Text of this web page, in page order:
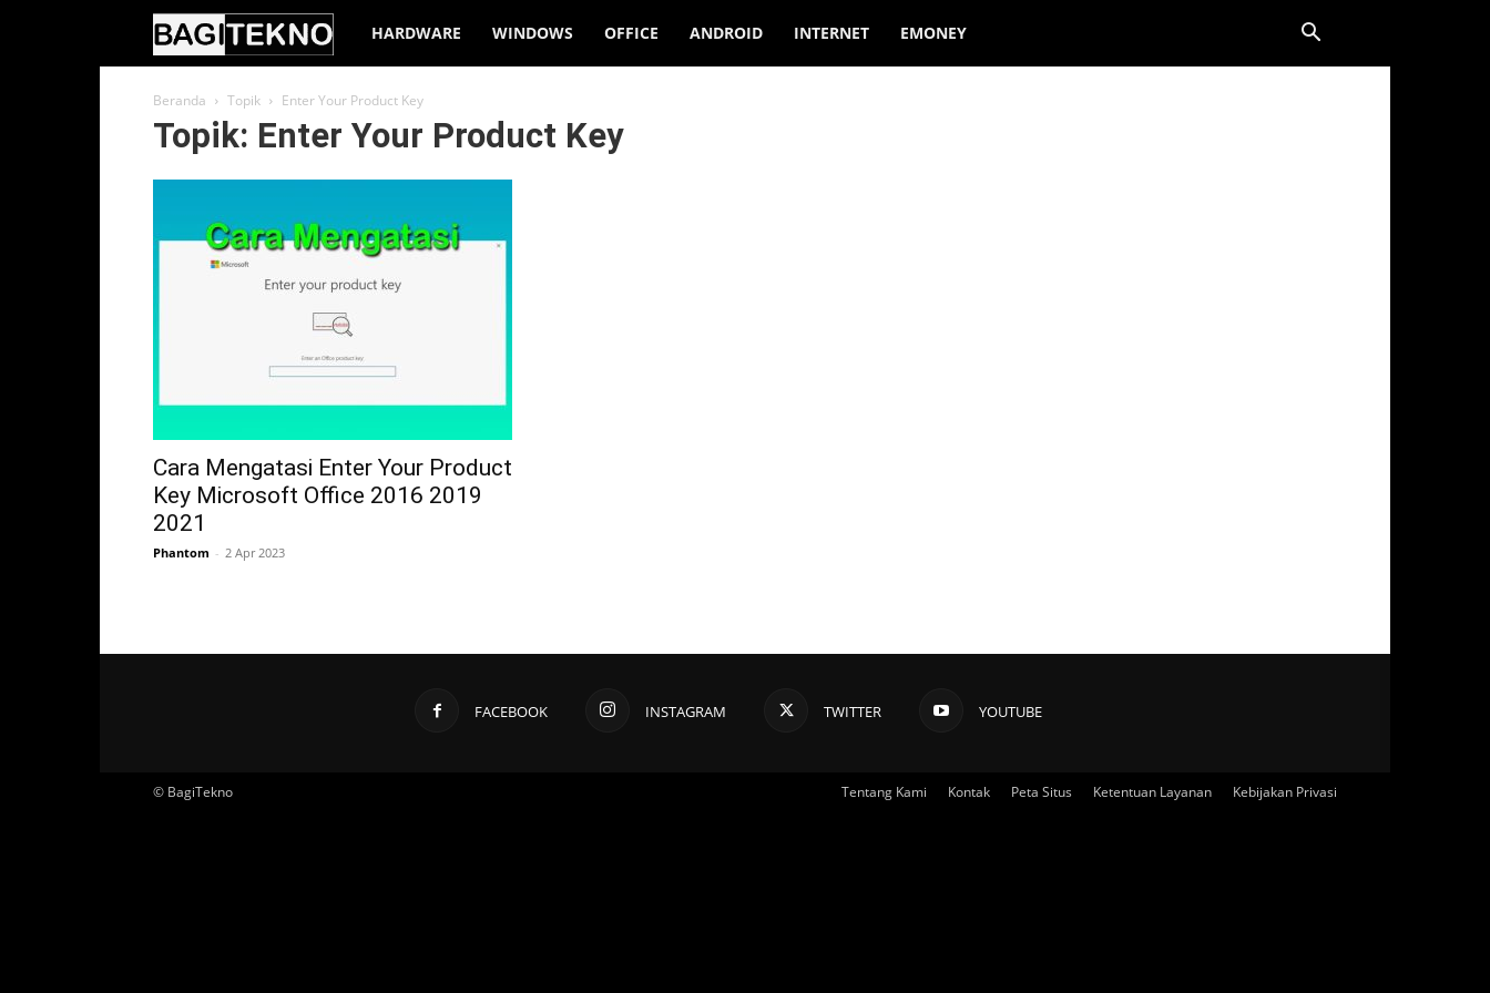
BagiTekno
HARDWARE WINDOWS OFFICE ANDROID INTERNET EMONEY
Beranda Topik Enter Your Product Key
Topik: Enter Your Product Key
Cara Mengatasi Enter Your Product
Key Microsoft Office 2016 2019
2021
Phantom - 2 Apr 2023
FACEBOOK INSTAGRAM TWITTER YOUTUBE
Tentang Kami Kontak Peta Situs Ketentuan Layanan Kebijakan Privasi
© BagiTekno